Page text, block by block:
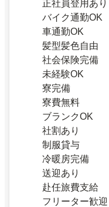
正社員登用あり
バイク通勤OK
車通勤OK
髪型髪色自由
社会保険完備
未経験OK
寮完備
寮費無料
ブランクOK
社割あり
制服貸与
冷暖房完備
送迎あり
赴任旅費支給
フリーター歓迎